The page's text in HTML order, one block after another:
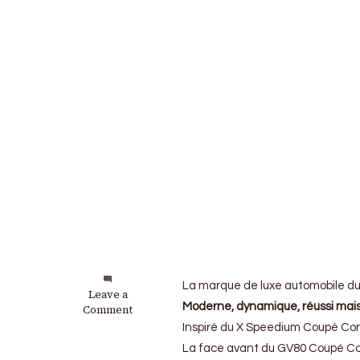
Leave a
Comment
on
Genesis
La marque de luxe automobile
Moderne, dynamique, réussi
Inspiré du X Speedium Coupé
La face avant du GV80 Coupé